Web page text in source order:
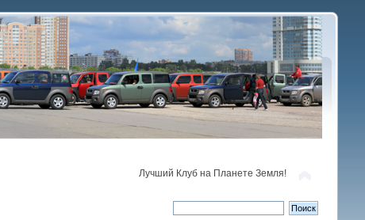
Лучший Клуб на Планете Земля!